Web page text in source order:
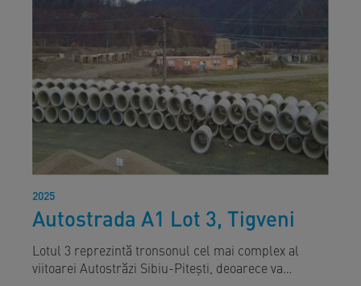
2025
Autostrada A1 Lot 3, Tigveni
Lotul 3 reprezintă tronsonul cel mai complex al
viitoarei Autostrăzi Sibiu-Pitești, deoarece va…